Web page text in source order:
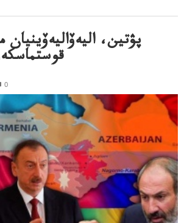
پۋتين، اليەۆاليەۆينيان
0